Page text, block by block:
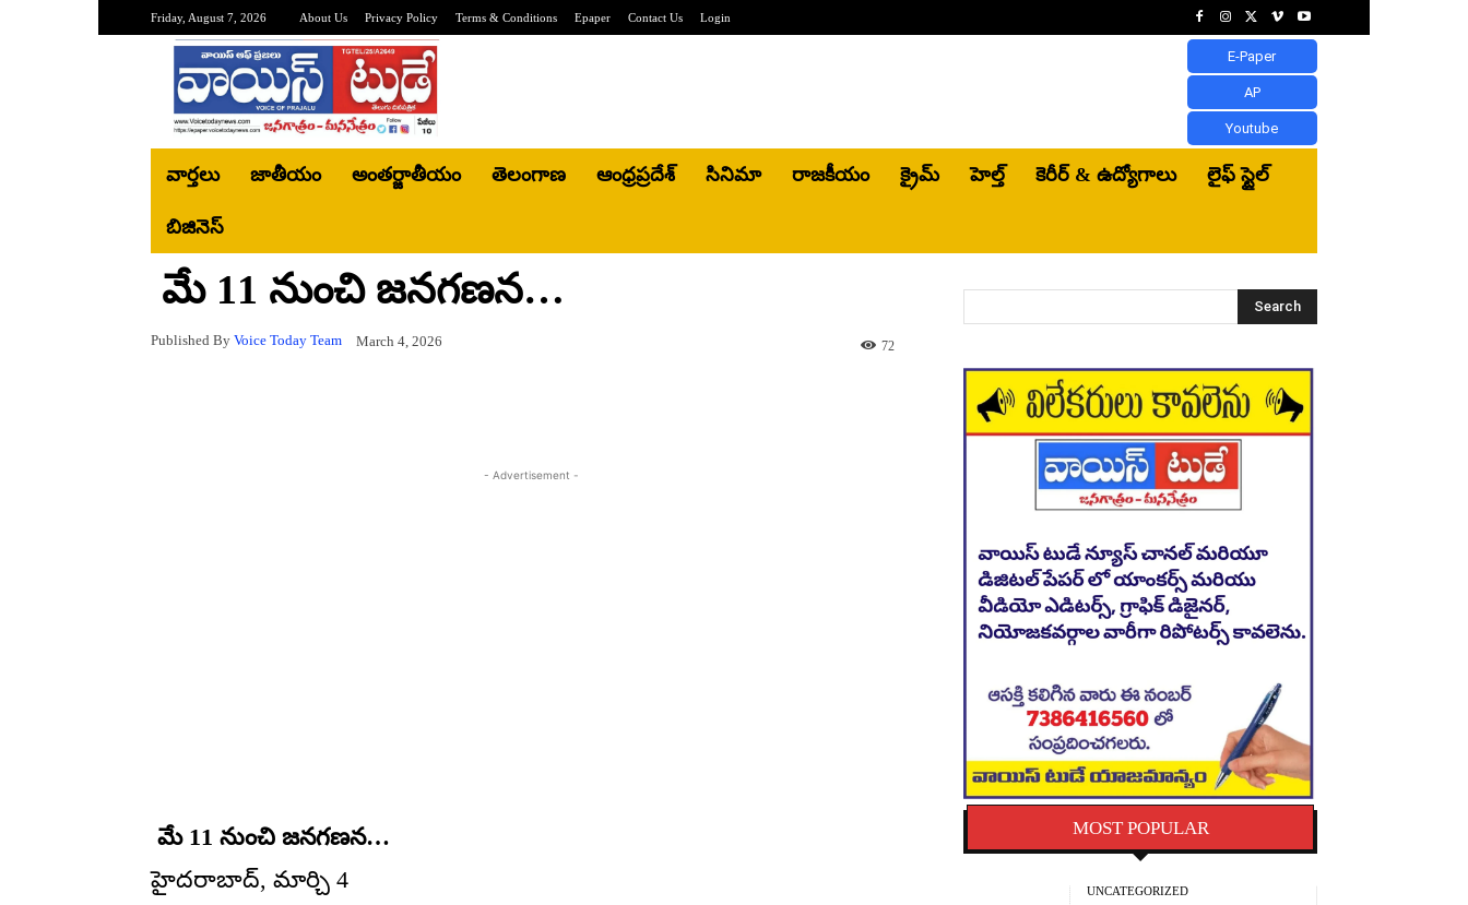
Friday, August 7, 2026 About Us Privacy Policy Terms & Conditions Epaper Contact Us Login
E-Paper
AP
Youtube
వార్తలు జాతీయం అంతర్జాతీయం తెలంగాణ ఆంధ్రప్రదేశ్ సినిమా రాజకీయం క్రైమ్ హెల్త్‌ కెరీర్ & ఉద్యోగాలు లైఫ్ స్టైల్
బిజినెస్‌
మే 11 నుంచి జనగణన…
Published By Voice Today Team March 4, 2026 72
- Advertisement -
మే 11 నుంచి జనగణన…
హైదరాబాద్, మార్చి 4
Search
MOST POPULAR
UNCATEGORIZED